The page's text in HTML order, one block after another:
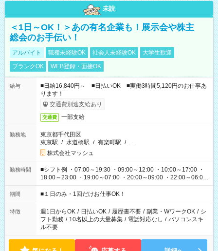
未読
＜1日～OK！＞あの有名企業も！展示会や株主
総会のお手伝い！
アルバイト 職種未経験OK 社会人未経験OK
大学生歓迎
ブランクOK
WEB登録・面接OK
給与
■日給16,840円～ ■日払いOK ■実働3時間5,120円のお仕事あ
ります！
交通費別途支給あり
交通費 一部支給
勤務地
東京都千代田区
東京駅 / 水道橋駅 / 有楽町駅 / …
株式会社マッシュ
勤務時間
■シフト例 ・07:00～19:30 ・09:00～12:00 ・10:00～17:00 ・
18:00～23:00 ・19:00～07:00 ・20:00～09:00 ・22:00～06:00
etc ★最短で3時間で5,120円のお仕事から 15時間で2万円近く稼
げるお仕事も！ ご希望のお時間に合わせてご紹介！ ※シフトは
ください！
期間 ■１日のみ・1回だけお仕事OK！
特徴 週1日からOK / 日払いOK / 履歴書不要 / 副業・WワークOK / シ
フト勤務 / 10名以上の大量募集 / 電話対応なし / パソコンスキ
ル不要